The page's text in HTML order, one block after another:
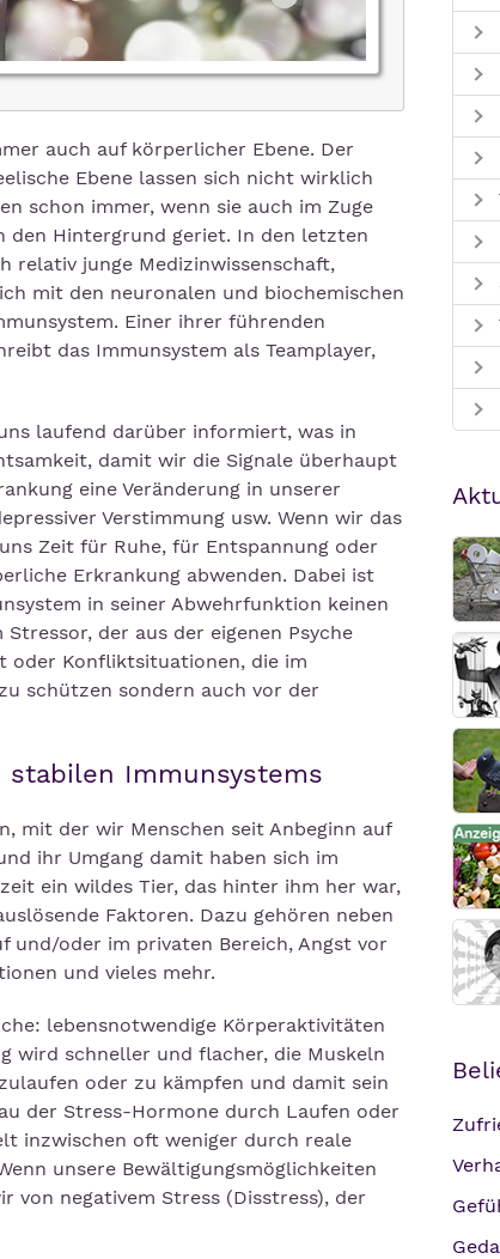
auch auf körperlicher Ebene. Der
Ebene lassen sich nicht wirklich
schon immer, wenn sie auch im Zuge
den Hintergrund geriet. In den letzten
relativ junge Medizinwissenschaft,
mit den neuronalen und biochemischen
Einer ihrer führenden
das Immunsystem als Teamplayer,
laufend darüber informiert, was in
damit wir die Signale überhaupt
eine Veränderung in unserer
Verstimmung usw. Wenn wir das
Zeit für Ruhe, für Entspannung oder
Erkrankung abwenden. Dabei ist
in seiner Abwehrfunktion keinen
der aus der eigenen Psyche
oder Konfliktsituationen, die im
schützen sondern auch vor der
stabilen Immunsystems
mit der wir Menschen seit Anbeginn auf
ihr Umgang damit haben sich im
ein wildes Tier, das hinter ihm her war,
Faktoren. Dazu gehören neben
und/oder im privaten Bereich, Angst vor
und vieles mehr.
lebensnotwendige Körperaktivitäten
wird schneller und flacher, die Muskeln
oder zu kämpfen und damit sein
der Stress-Hormone durch Laufen oder
inzwischen oft weniger durch reale
unsere Bewältigungsmöglichkeiten
von negativem Stress (Disstress), der